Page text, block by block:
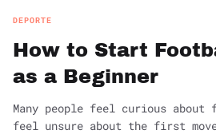
DEPORTE
How to Start
as a Beginner
Many people feel curious
feel unsure about the first